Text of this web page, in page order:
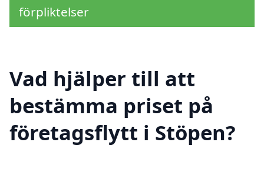
förpliktelser
Vad hjälper till att
bestämma priset på
företagsflytt i Stöpen?